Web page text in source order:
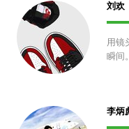
刘欢
用镜
瞬间。
李炳